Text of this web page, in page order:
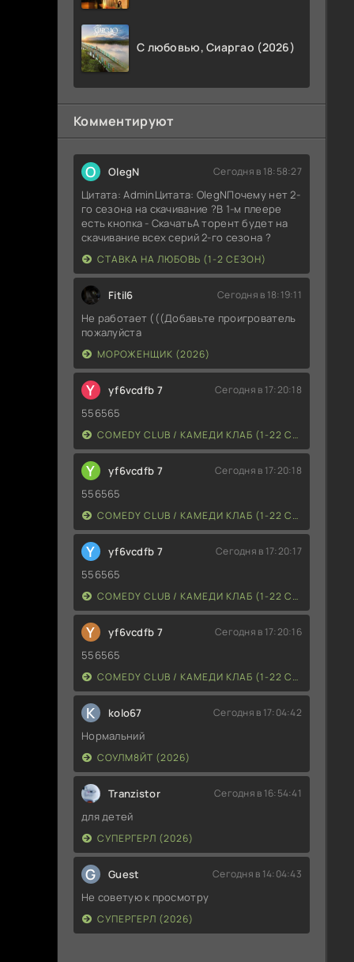
С любовью, Сиаргао (2026)
Комментируют
O OlegN Сегодня в 18:58:27
Цитата: AdminЦитата: OlegNПочему нет 2-
го сезона на скачивание ?В 1-м плеере
есть кнопка - СкачатьА торент будет на
скачивание всех серий 2-го сезона ?
СТАВКА НА ЛЮБОВЬ (1-2 СЕЗОН)
Fitil6 Сегодня в 18:19:11
Не работает (((Добавьте проигрователь
пожалуйста
МОРОЖЕНЩИК (2026)
Y yf6vcdfb 7 Сегодня в 17:20:18
556565
COMEDY CLUB / КАМЕДИ КЛАБ (1-22 СЕЗОН)
Y yf6vcdfb 7 Сегодня в 17:20:18
556565
COMEDY CLUB / КАМЕДИ КЛАБ (1-22 СЕЗОН)
Y yf6vcdfb 7 Сегодня в 17:20:17
556565
COMEDY CLUB / КАМЕДИ КЛАБ (1-22 СЕЗОН)
Y yf6vcdfb 7 Сегодня в 17:20:16
556565
COMEDY CLUB / КАМЕДИ КЛАБ (1-22 СЕЗОН)
K kolo67 Сегодня в 17:04:42
Нормальний
СОУЛМ8ЙТ (2026)
Tranzistor Сегодня в 16:54:41
для детей
СУПЕРГЕРЛ (2026)
G Guest Сегодня в 14:04:43
Не советую к просмотру
СУПЕРГЕРЛ (2026)